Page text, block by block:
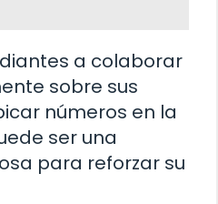
a colaborar
sobre sus
números en la
ser una
para reforzar su